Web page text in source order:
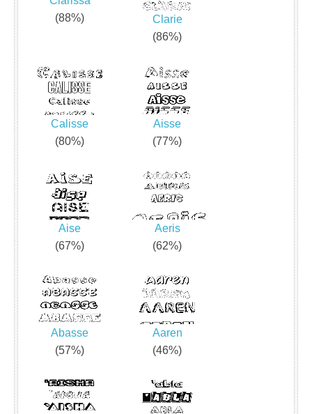
(88%)
Clarie
(86%)
Calisse
(80%)
Aisse
(77%)
Aise
(67%)
Aeris
(62%)
Abasse
(57%)
Aaren
(46%)